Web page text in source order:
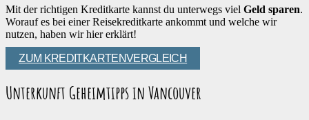
Mit der richtigen Kreditkarte kannst du unterwegs viel Geld sparen.
Worauf es bei einer Reisekreditkarte ankommt und welche wir
nutzen, haben wir hier erklärt!
ZUM KREDITKARTENVERGLEICH
Unterkunft Geheimtipps in Vancouver